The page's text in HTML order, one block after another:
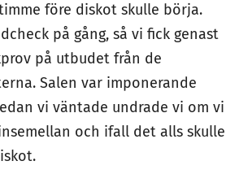
före diskot skulle börja.
på gång, så vi fick genast
på utbudet från de
Salen var imponerande
vi väntade undrade vi om vi
och ifall det alls skulle